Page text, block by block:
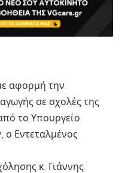
αφορμή την
σε σχολές της
το Υπουργείο
ο Εντεταλμένος
κ. Γιάννης